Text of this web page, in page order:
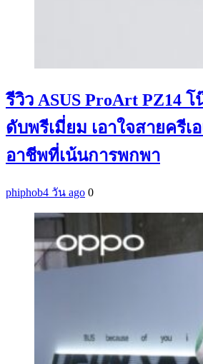
รีวิว ASUS ProArt PZ14
ดับพรีเมี่ยม เอาใจสายครีเ
อาชีพที่เน้นการพกพา
phiphob4 วัน ago 0